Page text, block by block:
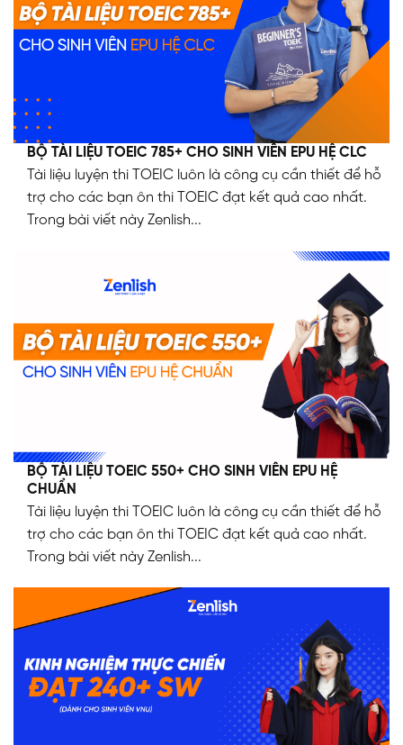
BỘ TÀI LIỆU TOEIC 785+ CHO SINH VIÊN EPU HỆ CLC
Tài liệu luyện thi TOEIC luôn là công cụ cần thiết để hỗ
trợ cho các bạn ôn thi TOEIC đạt kết quả cao nhất.
Trong bài viết này Zenlish...
BỘ TÀI LIỆU TOEIC 550+ CHO SINH VIÊN EPU HỆ
CHUẨN
Tài liệu luyện thi TOEIC luôn là công cụ cần thiết để hỗ
trợ cho các bạn ôn thi TOEIC đạt kết quả cao nhất.
Trong bài viết này Zenlish...